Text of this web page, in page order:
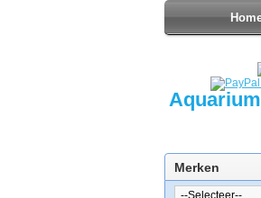
Merken